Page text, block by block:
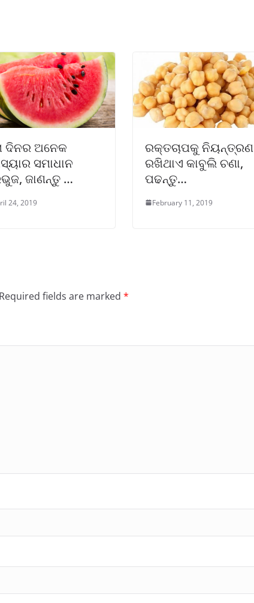
ଦିନର ଅନେକ
ସମାଧାନ
ଜାଣନ୍ତୁ …
24, 2019
ରକ୍ତଚାପକୁ ନିୟନ୍ତ୍ରଣ
ରଖିଥାଏ କାବୁଲି ଚଣା,
ପଢନ୍ତୁ…
February 11, 2019
Required fields are marked *